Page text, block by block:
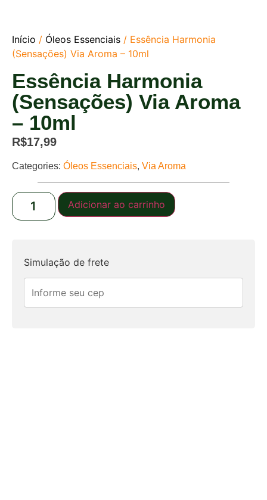
Início / Óleos Essenciais / Essência Harmonia
(Sensações) Via Aroma – 10ml
Essência Harmonia
(Sensações) Via Aroma
– 10ml
R$17,99
Categories: Óleos Essenciais, Via Aroma
Adicionar ao carrinho
Simulação de frete